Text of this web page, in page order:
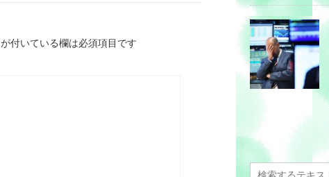
が付いている欄は必須項目です